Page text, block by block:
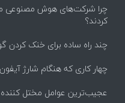
چرا شرکت‌های هوش مصنوعی
کردند؟
چند راه‌ ساده برای خنک کردن
چهار کاری که هنگام شارژ
عجیب‌ترین عوامل مختل